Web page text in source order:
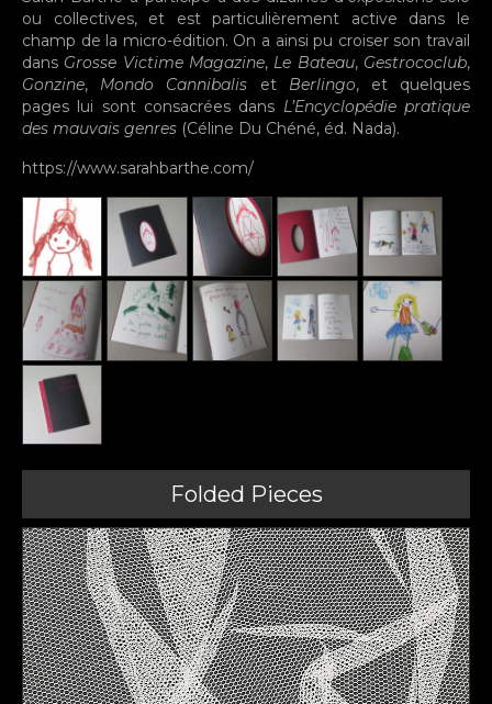
ou collectives, et est particulièrement active dans le
champ de la micro-édition. On a ainsi pu croiser son travail
dans Grosse Victime Magazine, Le Bateau, Gestrococlub,
Gonzine, Mondo Cannibalis et Berlingo, et quelques
pages lui sont consacrées dans L’Encyclopédie pratique
des mauvais genres (Céline Du Chéné, éd. Nada).
https://www.sarahbarthe.com/
Folded Pieces